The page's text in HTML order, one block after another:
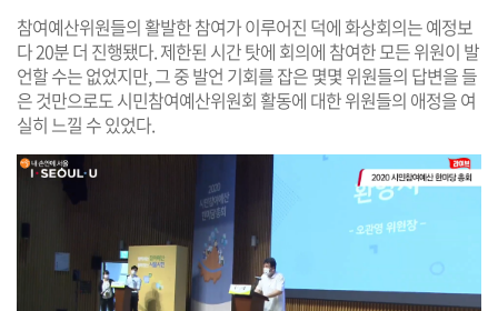
참여예산위원들의 활발한 참여가 이루어진 덕에 화상회의는 예정보
다 20분 더 진행됐다. 제한된 시간 탓에 회의에 참여한 모든 위원이 발
언할 수는 없었지만, 그 중 발언 기회를 잡은 몇몇 위원들의 답변을 들
은 것만으로도 시민참여예산위원회 활동에 대한 위원들의 애정을 여
실히 느낄 수 있었다.